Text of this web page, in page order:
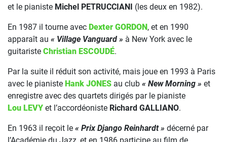
et le pianiste Michel PETRUCCIANI (les deux en 1982).
En 1987 il tourne avec Dexter GORDON, et en 1990
apparaît au « Village Vanguard » à New York avec le
guitariste Christian ESCOUDÉ.
Par la suite il réduit son activité, mais joue en 1993 à Paris
avec le pianiste Hank JONES au club « New Morning » et
enregistre avec des quartets dirigés par le pianiste
Lou LEVY et l’accordéoniste Richard GALLIANO.
En 1963 il reçoit le « Prix Django Reinhardt » décerné par
l’Académie du Jazz, et en 1986 participe au film de